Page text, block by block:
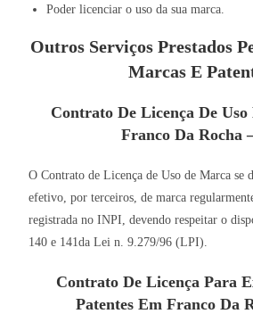
Poder licenciar o uso da sua marca.
Outros Serviços Prestados
Marcas E
Contrato De Licença De
Franco Da Rocha
O Contrato de Licença de Uso de Marca se
efetivo, por terceiros, de marca
registrada no INPI, devendo respeitar o
140 e 141da Lei n. 9.279/96 (LPI).
Contrato De Licença Para
Patentes Em Franco Da